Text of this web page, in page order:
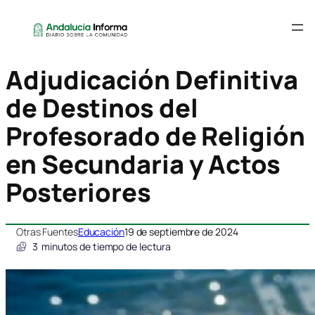
Adjudicación Definitiva
de Destinos del
Profesorado de Religión
en Secundaria y Actos
Posteriores
Otras FuentesEducación19 de septiembre de 2024
3 minutos de tiempo de lectura